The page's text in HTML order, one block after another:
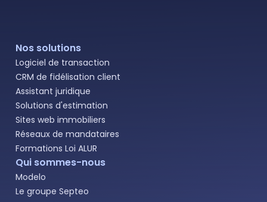
Nos solutions
Logiciel de transaction
CRM de fidélisation client
Assistant juridique
Solutions d'estimation
Sites web immobiliers
Réseaux de mandataires
Formations Loi ALUR
Qui sommes-nous
Modelo
Le groupe Septeo